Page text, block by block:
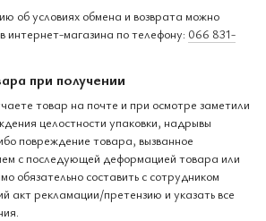
об условиях обмена и возврата можно
интернет-магазина по телефону: 066 831-
при получении
товар на почте и при осмотре заметили
целостности упаковки, надрывы
повреждение товара, вызванное
с последующей деформацией товара или
обязательно составить с сотрудником
акт рекламации/претензию и указать все